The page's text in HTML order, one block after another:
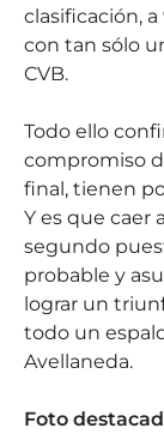
clasificación,
con tan sólo
CVB.
Todo ello
compromiso
final, tienen
Y es que caer
segundo
probable y
lograr un
todo un
Avellaneda.
Foto